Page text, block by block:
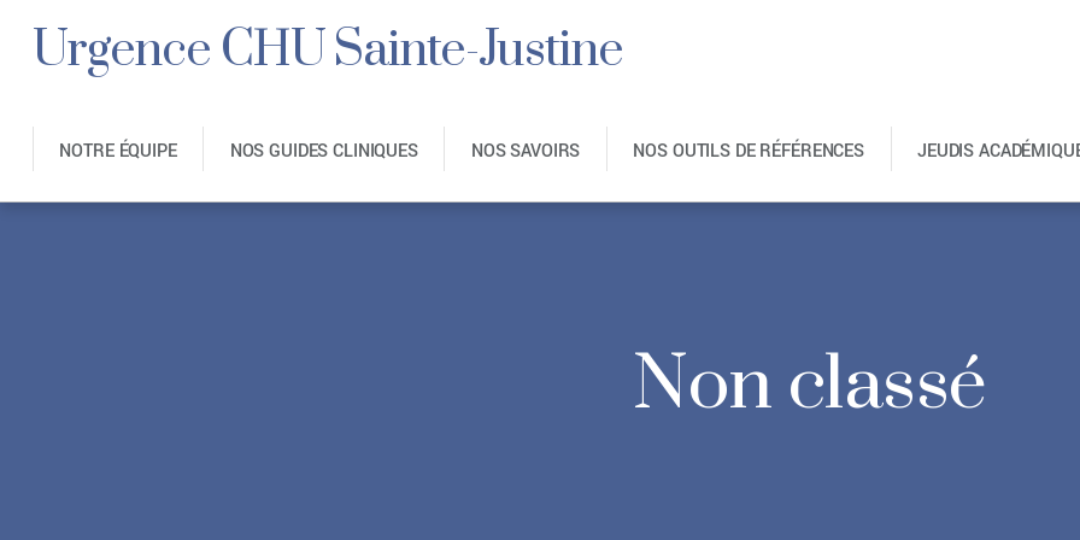
Urgence CHU Sainte-Justine
NOTRE ÉQUIPE NOS GUIDES CLINIQUES NOS SAVOIRS NOS OUTILS DE RÉFÉRENCES JEUDIS
Non classé